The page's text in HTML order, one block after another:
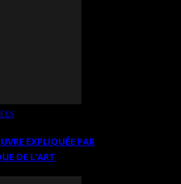
EXPLIQUÉE PAR
DE L’ART